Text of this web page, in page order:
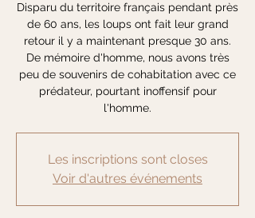
Disparu du territoire français pendant près
de 60 ans, les loups ont fait leur grand
retour il y a maintenant presque 30 ans.
De mémoire d'homme, nous avons très
peu de souvenirs de cohabitation avec ce
prédateur, pourtant inoffensif pour
l'homme.
Les inscriptions sont closes
Voir d'autres événements